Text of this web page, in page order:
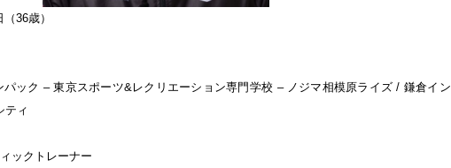
36歳）
ック – 東京スポーツ&レクリエーション専門学校 – ノジマ相模原ライズ / 鎌倉イン
ティ
ックトレーナー